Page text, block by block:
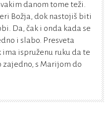
danom tome teži.
Božja, dok nastojiš biti
Da, čak i onda kada se
i slabo. Presveta
ispruženu ruku da te
zajedno, s Marijom do